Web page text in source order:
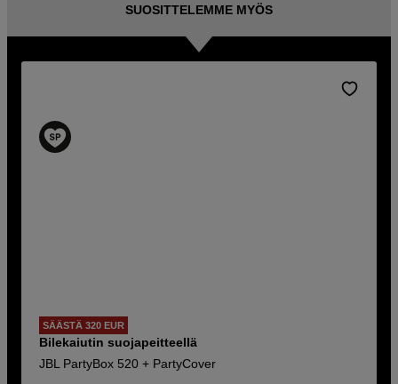
SUOSITTELEMME MYÖS
SÄÄSTÄ 320 EUR
Bilekaiutin suojapeitteellä
JBL PartyBox 520 + PartyCover